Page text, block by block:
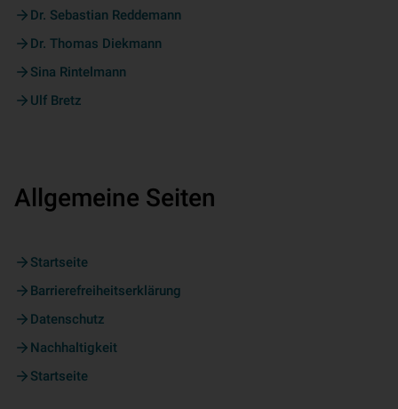
Dr. Sebastian Reddemann
Dr. Thomas Diekmann
Sina Rintelmann
Ulf Bretz
Allgemeine Seiten
Startseite
Barrierefreiheitserklärung
Datenschutz
Nachhaltigkeit
Startseite